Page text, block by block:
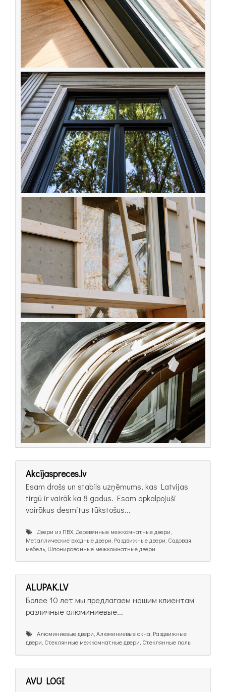
Akcijaspreces.lv
Esam drošs un stabils uzņēmums, kas Latvijas
tirgū ir vairāk ka 8 gadus. Esam apkalpojuši
vairākus desmitus tūkstošus...
Двери из ПВХ, Деревянные межкомнатные двери,
Металлические входные двери, Раздвижные двери, Садовая
мебель, Шпонированные межкомнатные двери
ALUPAK.LV
Более 10 лет мы предлагаем нашим клиентам
различные алюминиевые...
Алюминиевые двери, Алюминиевые окна, Раздвижные
двери, Стеклянные межкомнатные двери, Стеклянные полы
AVU LOGI